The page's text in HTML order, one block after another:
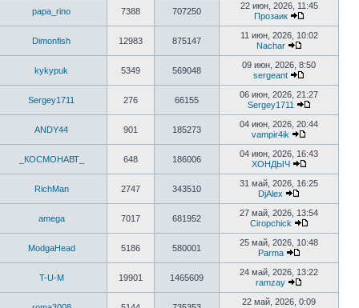
papa_rino 7388 707250
22 июн, 2026, 11:45
Прозаик
Перейти
к
Dimonfish 12983 875147
11 июн, 2026, 10:02
Nachar
Перейти
к
последнему
kykypuk 5349 569048
09 июн, 2026, 8:50
sergeant
Перейти
к
последнему
Sergey1711 276 66155
06 июн, 2026, 21:27
Sergey1711
Перейти
к
ANDY44 901 185273
04 июн, 2026, 20:44
vampir4ik
Перейти
к
_КОСМОНАВТ_ 648 186006
04 июн, 2026, 16:43
ХОНДЫЧ
Перейти
к
RichMan 2747 343510
31 май, 2026, 16:25
DjAlex
Перейти
к
последнему
amega 7017 681952
27 май, 2026, 13:54
Ciropchick
Перейти
к
ModgaHead 5186 580001
25 май, 2026, 10:48
Parma
Перейти
к
последнему
T-U-M 19901 1465609
24 май, 2026, 13:22
ramzay
Перейти
к
22 май, 2026, 0:09